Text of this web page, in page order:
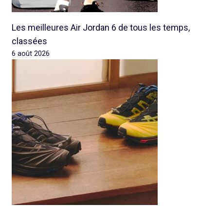
Les meilleures Air Jordan 6 de tous les temps,
classées
6 août 2026